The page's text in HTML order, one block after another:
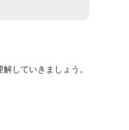
していきましょう。